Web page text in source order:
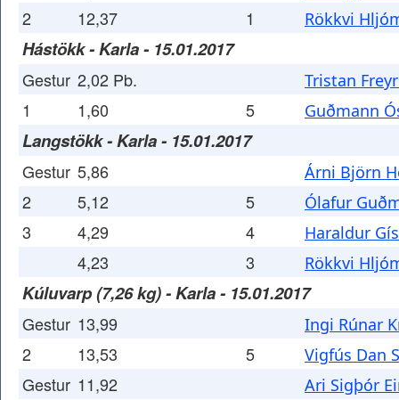
2 12,37 1 Rökkvi
Hástökk - Karla - 15.01.2017
Gestur 2,02 Pb. Tristan
1 1,60 5 Guðmann
Langstökk - Karla - 15.01.2017
Gestur 5,86 Árni Björn
2 5,12 5 Ólafur
3 4,29 4 Haraldur
4,23 3 Rökkvi
Kúluvarp (7,26 kg) - Karla - 15.01.2017
Gestur 13,99 Ingi Rúnar
2 13,53 5 Vigfús Dan
Gestur 11,92 Ari Sigþór